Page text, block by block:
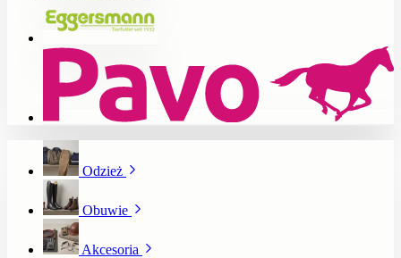
Odzież
Obuwie
Akcesoria